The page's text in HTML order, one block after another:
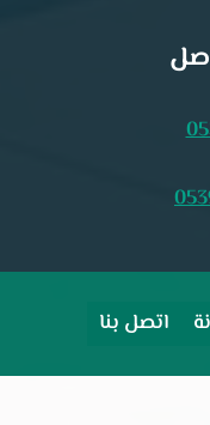
اتصل بنا